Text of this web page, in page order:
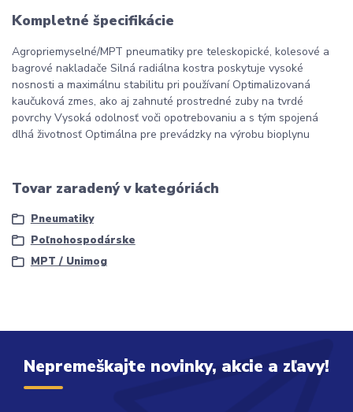
Kompletné špecifikácie
Agropriemyselné/MPT pneumatiky pre teleskopické, kolesové a
bagrové nakladače Silná radiálna kostra poskytuje vysoké
nosnosti a maximálnu stabilitu pri používaní Optimalizovaná
kaučuková zmes, ako aj zahnuté prostredné zuby na tvrdé
povrchy Vysoká odolnosť voči opotrebovaniu a s tým spojená
dlhá životnosť Optimálna pre prevádzky na výrobu bioplynu
Tovar zaradený v kategóriách
Pneumatiky
Poľnohospodárske
MPT / Unimog
Nepremeškajte novinky, akcie a zľavy!